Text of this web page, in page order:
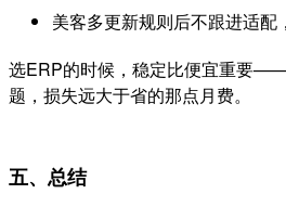
美客多更新规则后不跟进适
选ERP的时候，稳定比便宜重要
题，损失远大于省的那点月费。
五、总结